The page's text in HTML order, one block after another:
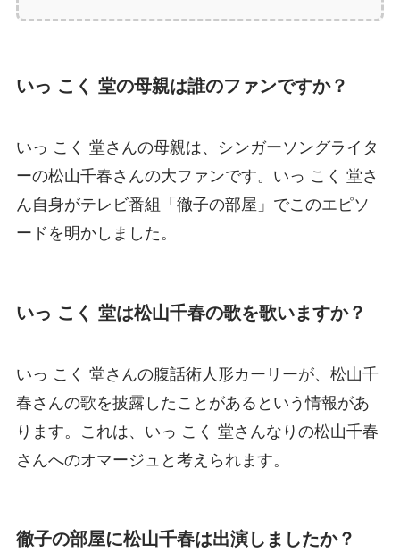
いっ こく 堂の母親は誰のファンですか？
いっ こく 堂さんの母親は、シンガーソングライタ
ーの松山千春さんの大ファンです。いっ こく 堂さ
ん自身がテレビ番組「徹子の部屋」でこのエピソ
ードを明かしました。
いっ こく 堂は松山千春の歌を歌いますか？
いっ こく 堂さんの腹話術人形カーリーが、松山千
春さんの歌を披露したことがあるという情報があ
ります。これは、いっ こく 堂さんなりの松山千春
さんへのオマージュと考えられます。
徹子の部屋に松山千春は出演しましたか？